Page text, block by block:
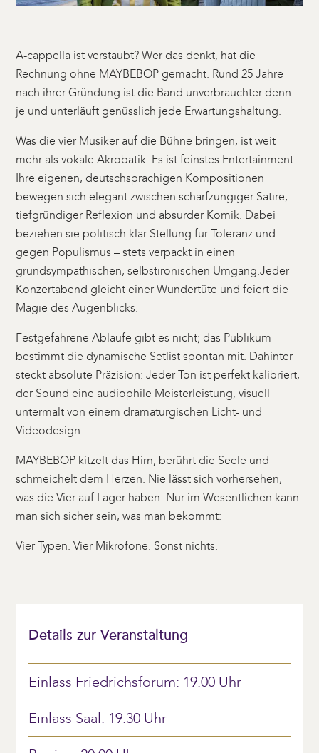
A-cappella ist verstaubt? Wer das denkt, hat die
Rechnung ohne MAYBEBOP gemacht. Rund 25 Jahre
nach ihrer Gründung ist die Band unverbrauchter denn
je und unterläuft genüsslich jede Erwartungshaltung.
Was die vier Musiker auf die Bühne bringen, ist weit
mehr als vokale Akrobatik: Es ist feinstes Entertainment.
Ihre eigenen, deutschsprachigen Kompositionen
bewegen sich elegant zwischen scharfzüngiger Satire,
tiefgründiger Reflexion und absurder Komik. Dabei
beziehen sie politisch klar Stellung für Toleranz und
gegen Populismus – stets verpackt in einen
grundsympathischen, selbstironischen Umgang.Jeder
Konzertabend gleicht einer Wundertüte und feiert die
Magie des Augenblicks.
Festgefahrene Abläufe gibt es nicht; das Publikum
bestimmt die dynamische Setlist spontan mit. Dahinter
steckt absolute Präzision: Jeder Ton ist perfekt kalibriert,
der Sound eine audiophile Meisterleistung, visuell
untermalt von einem dramaturgischen Licht- und
Videodesign.
MAYBEBOP kitzelt das Hirn, berührt die Seele und
schmeichelt dem Herzen. Nie lässt sich vorhersehen,
was die Vier auf Lager haben. Nur im Wesentlichen kann
man sich sicher sein, was man bekommt:
Vier Typen. Vier Mikrofone. Sonst nichts.
Details zur Veranstaltung
Einlass Friedrichsforum: 19.00 Uhr
Einlass Saal: 19.30 Uhr